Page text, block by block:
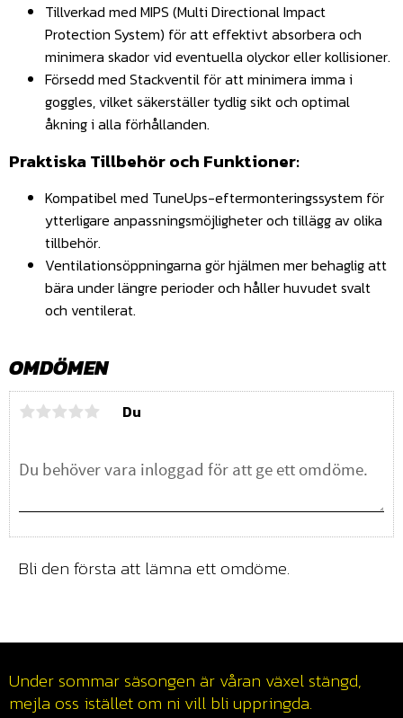
Tillverkad med MIPS (Multi Directional Impact
Protection System) för att effektivt absorbera och
minimera skador vid eventuella olyckor eller kollisioner.
Försedd med Stackventil för att minimera imma i
goggles, vilket säkerställer tydlig sikt och optimal
åkning i alla förhållanden.
Praktiska Tillbehör och Funktioner:
Kompatibel med TuneUps-eftermonteringssystem för
ytterligare anpassningsmöjligheter och tillägg av olika
tillbehör.
Ventilationsöppningarna gör hjälmen mer behaglig att
bära under längre perioder och håller huvudet svalt
och ventilerat.
OMDÖMEN
Du
Bli den första att lämna ett omdöme.
Under sommar säsongen är våran växel stängd,
mejla oss istället om ni vill bli uppringda.